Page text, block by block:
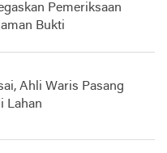
Pemeriksaan
Bukti
Ahli Waris Pasang
Lahan